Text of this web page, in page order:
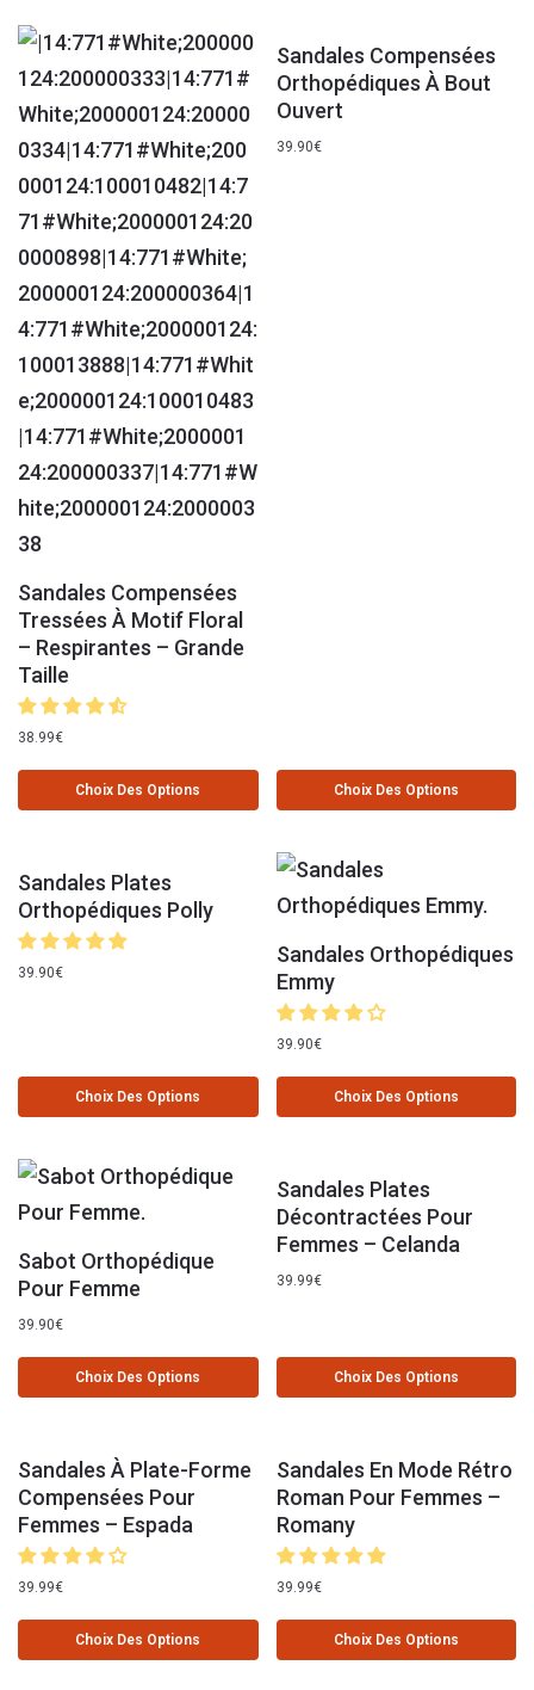
Sandales Compensées
Tressées À Motif Floral
– Respirantes – Grande
Taille
38.99€
Choix Des Options
Sandales Compensées
Orthopédiques À Bout
Ouvert
39.90€
Choix Des Options
Sandales Plates
Orthopédiques Polly
39.90€
Choix Des Options
Sandales Orthopédiques
Emmy
39.90€
Choix Des Options
Sabot Orthopédique
Pour Femme
39.90€
Choix Des Options
Sandales Plates
Décontractées Pour
Femmes – Celanda
39.99€
Choix Des Options
Sandales À Plate-Forme
Compensées Pour
Femmes – Espada
39.99€
Choix Des Options
Sandales En Mode Rétro
Roman Pour Femmes –
Romany
39.99€
Choix Des Options